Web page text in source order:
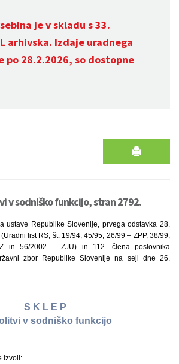
je v skladu s 33.
arhivska. Izdaje uradnega
po 28.2.2026, so dostopne
v sodniško funkcijo, stran 2792.
ustave Republike Slovenije, prvega odstavka 28.
list RS, št. 19/94, 45/95, 26/99 – ZPP, 38/99,
in 56/2002 – ZJU) in 112. člena poslovnika
zbor Republike Slovenije na seji dne 26.
S K L E P
v sodniško funkcijo
izvoli: